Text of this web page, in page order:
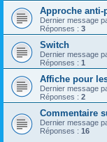
Approche anti-
Dernier message
Réponses : 3
Switch
Dernier message
Réponses : 1
Affiche pour
Dernier message
Réponses : 2
Commentaire
Dernier message
Réponses : 16